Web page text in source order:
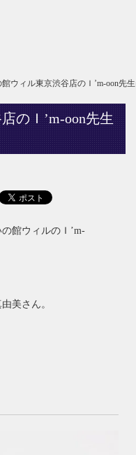
ウィル東京渋谷店のＩ’m-oon先
のＩ’m-oon先生
館ウィルのＩ’m-
美さん。